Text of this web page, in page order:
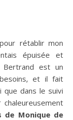
rétablir mon
épuisée et
Bertrand est un
et il fait
que dans le suivi
de Monique de